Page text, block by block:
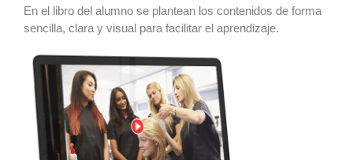
En el libro del alumno se plantean los contenidos de forma
sencilla, clara y visual para facilitar el aprendizaje.